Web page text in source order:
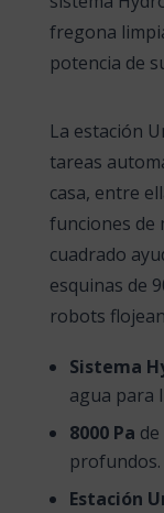
fregona
potencia de
La estación
tareas
casa, entre
funciones de
cuadrado
esquinas de
robots
Sistema
agua para
8000 Pa
profundos.
Estación